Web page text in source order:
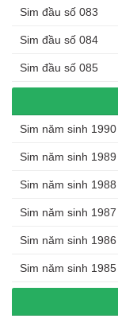
Sim đầu số 083
Sim đầu số 084
Sim đầu số 085
Sim năm sinh 1990
Sim năm sinh 1989
Sim năm sinh 1988
Sim năm sinh 1987
Sim năm sinh 1986
Sim năm sinh 1985